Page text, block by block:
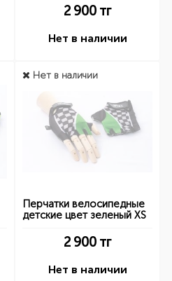
2 900 тг
Нет в наличии
Нет в наличии
Перчатки велосипедные
детские цвет зеленый XS
2 900 тг
Нет в наличии